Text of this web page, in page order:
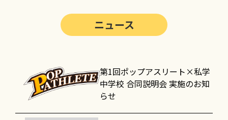
ニュース
第1回ポップアスリート×私学
中学校 合同説明会 実施のお知
らせ